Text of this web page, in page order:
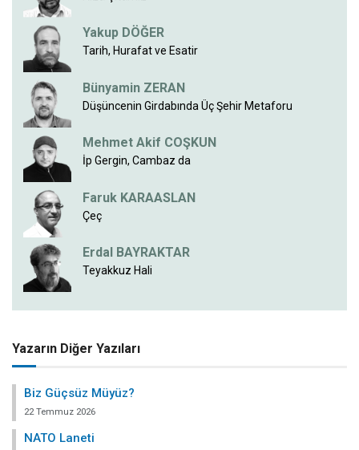
Yakup DÖĞER
Tarih, Hurafat ve Esatir
Bünyamin ZERAN
Düşüncenin Girdabında Üç Şehir Metaforu
Mehmet Akif COŞKUN
İp Gergin, Cambaz da
Faruk KARAASLAN
Çeç
Erdal BAYRAKTAR
Teyakkuz Hali
Yazarın Diğer Yazıları
Biz Güçsüz Müyüz?
22 Temmuz 2026
NATO Laneti